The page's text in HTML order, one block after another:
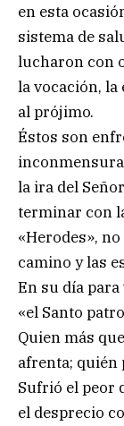
en esta
sistema de
lucharon con
la vocación,
al prójimo.
Éstos son
la ira del
terminar con
«Herodes»,
camino y las
En su día
«el Santo
Quien más
afrenta; quién
Sufrió el peor
el desprecio